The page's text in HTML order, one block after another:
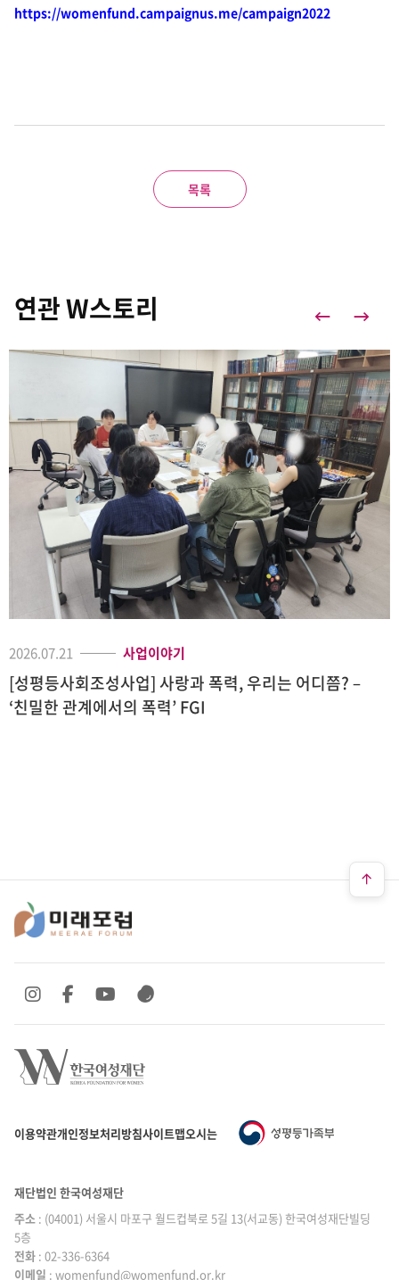
https://womenfund.campaignus.me/campaign2022
목록
연관 W스토리
2026.07.21 사업이야기
[성평등사회조성사업] 사랑과 폭력, 우리는 어디쯤? –
‘친밀한 관계에서의 폭력’ FGI
이용약관개인정보처리방침사이트맵오시는 길
SNS 바로가기
SNS 바로가기SNS 바로가기
SNS 바로가기
재단법인 한국여성재단
주소 : (04001) 서울시 마포구 월드컵북로 5길 13(서교동) 한국여성재단빌딩
5층
전화 : 02-336-6364
|
이메일 : womenfund@womenfund.or.kr